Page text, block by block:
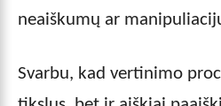
neaiškumų ar
Svarbu, kad vertinimo